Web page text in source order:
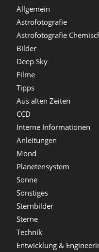
Allgemein
Astrofotografie
Astrofotografie
Bilder
Deep Sky
Filme
Tipps
Aus alten Zeiten
CCD
Interne Informationen
Anleitungen
Mond
Planetensystem
Sonne
Sonstiges
Sternbilder
Sterne
Technik
Entwicklung &